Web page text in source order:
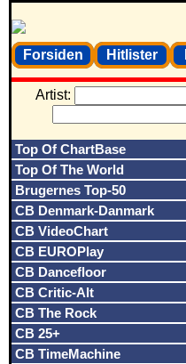
Forsiden Hitlister
Artist:
Top Of ChartBase
Top Of The World
Brugernes Top-50
CB Denmark-Danmark
CB VideoChart
CB EUROPlay
CB Dancefloor
CB Critic-Alt
CB The Rock
CB 25+
CB TimeMachine